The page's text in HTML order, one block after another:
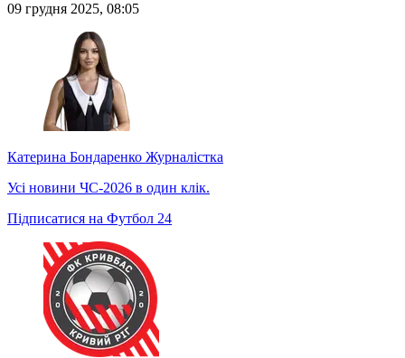
09 грудня 2025, 08:05
Катерина Бондаренко Журналістка
Усі новини ЧС-2026 в один клік.
Підписатися на Футбол 24